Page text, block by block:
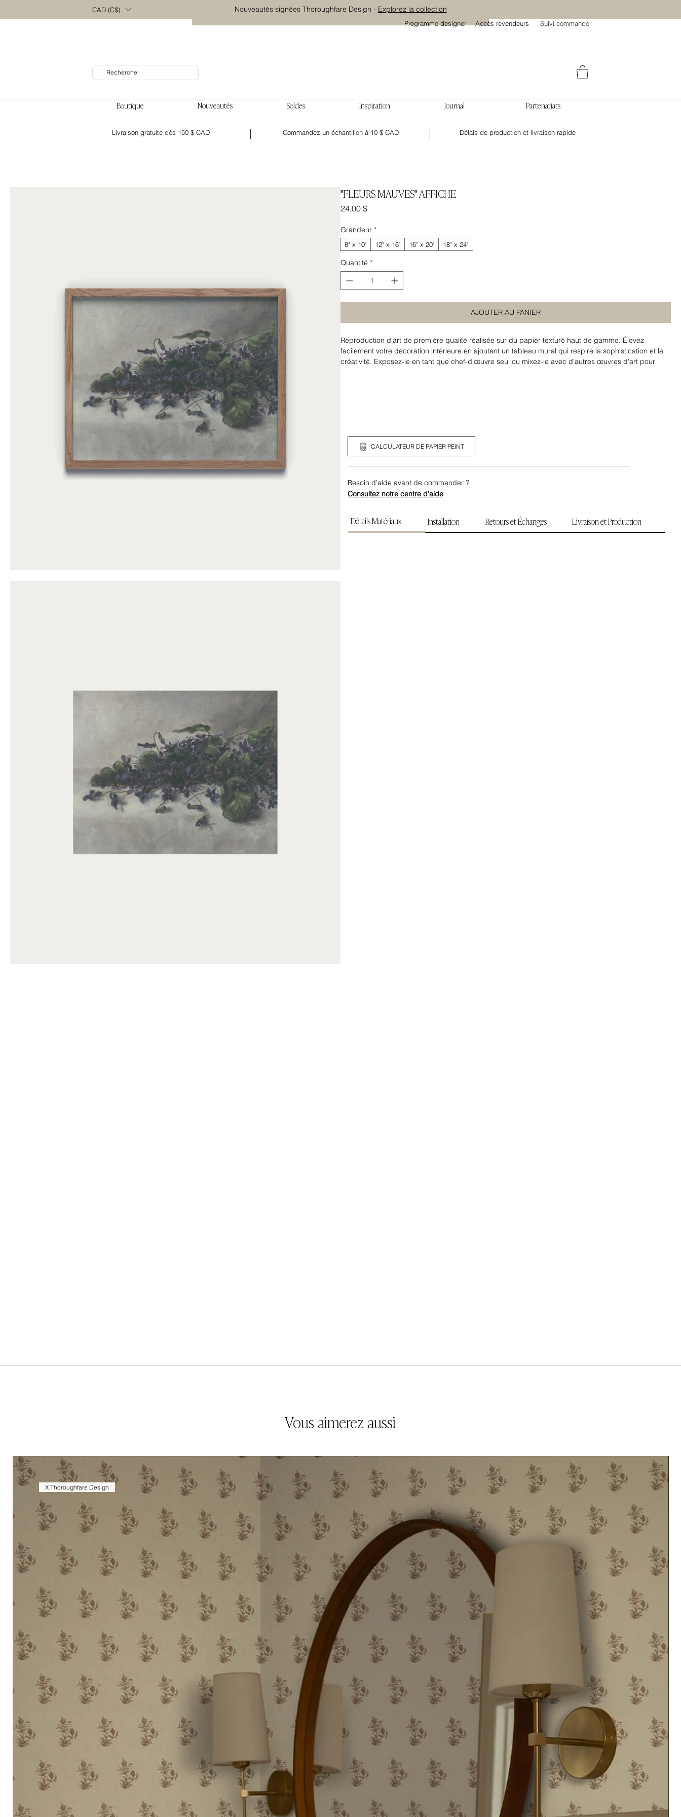
CAD (C$) Nouveautés signées Thoroughfare Design - Explorez la collection
Programme designer Accès revendeurs Suivi commande
Boutique Nouveautés Soldes Inspiration Journal Partenariats
Livraison gratuite dès 150 $ CAD Commandez un échantillon à 10 $ CAD Délais de production et livraison rapide
"FLEURS MAUVES" AFFICHE
24,00 $Prix
Grandeur *
8" x 10" 12" x 16" 16" x 20" 18" x 24"
Quantité *
AJOUTER AU PANIER
Reproduction d'art de première qualité réalisée sur du papier texturé haut de gamme. Élevez
facilement votre décoration intérieure en ajoutant un tableau mural qui respire la sophistication et la
créativité. Exposez-le en tant que chef-d'œuvre seul ou mixez-le avec d'autres œuvres d'art pour
CALCULATEUR DE PAPIER PEINT
Besoin d’aide avant de commander ?
Consultez notre centre d’aide
Détails Matériaux Installation Retours et Échanges Livraison et Production
Vous aimerez aussi
X Thoroughfare Design